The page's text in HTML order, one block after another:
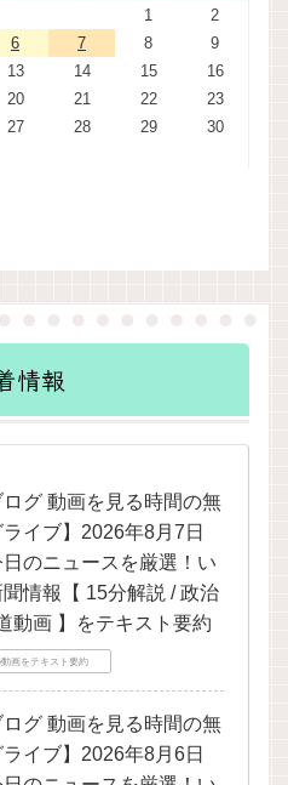
1
2
6 7 8
9
13 14 15
16
20 21 22
23
27 28 29
30
情報
グ 動画を見る時間の無
イブ】2026年8月7日
日のニュースを厳選！い
情報【 15分解説 / 政治
動画 】をテキスト要約
画をテキスト要約
グ 動画を見る時間の無
イブ】2026年8月6日